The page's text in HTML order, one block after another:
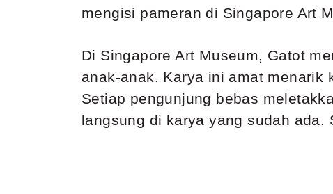
mengisi pameran di Singapore Art
Di Singapore Art Museum, Gatot
anak-anak. Karya ini amat menarik
Setiap pengunjung bebas
langsung di karya yang sudah